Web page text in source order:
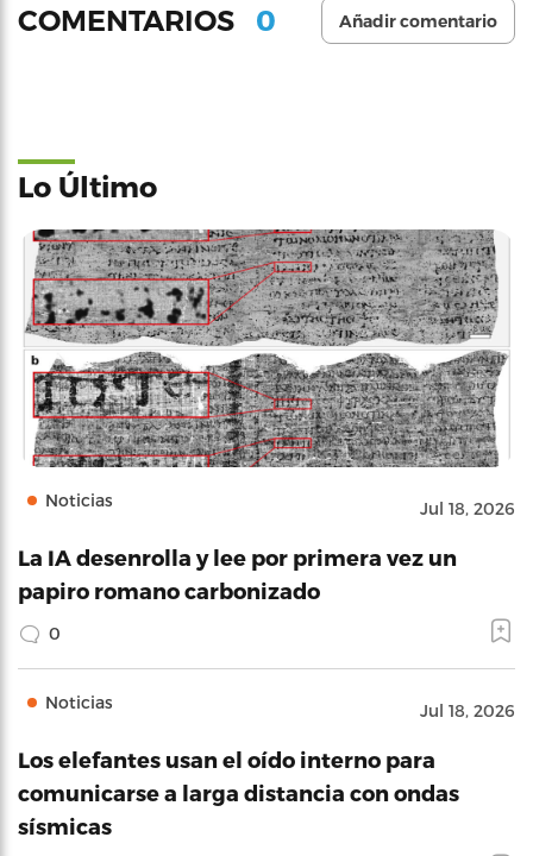
COMENTARIOS 0 Añadir comentario
Lo Último
Noticias Jul 18, 2026
La IA desenrolla y lee por primera vez un
papiro romano carbonizado
0
Noticias Jul 18, 2026
Los elefantes usan el oído interno para
comunicarse a larga distancia con ondas
sísmicas